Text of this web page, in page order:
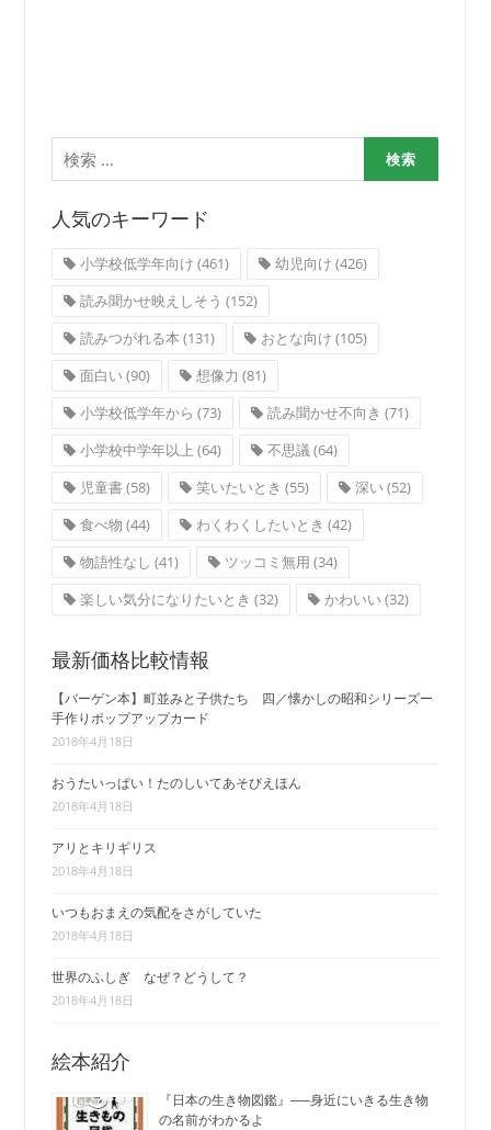
検
索:
人気のキーワード
小学校低学年向け (461) 幼児向け (426)
読み聞かせ映えしそう (152)
読みつがれる本 (131) おとな向け (105)
面白い(90) 想像力 (81)
小学校低学年から (73) 読み聞かせ不向き (71)
小学校中学年以上 (64) 不思議(64)
児童書(58) 笑いたいとき (55) 深い(52)
食べ物 (44) わくわくしたいとき (42)
物語性なし (41) ツッコミ無用 (34)
楽しい気分になりたいとき (32) かわいい(32)
最新価格比較情報
【バーゲン本】町並みと子供たち 四／懐かしの昭和シリーズー
手作りポップアップカード
2018年4月18日
おうたいっぱい！たのしいてあそびえほん
2018年4月18日
アリとキリギリス
2018年4月18日
いつもおまえの気配をさがしていた
2018年4月18日
世界のふしぎ なぜ？どうして？
2018年4月18日
絵本紹介
『日本の生き物図鑑』──身近にいきる生き物
の名前がわかるよ